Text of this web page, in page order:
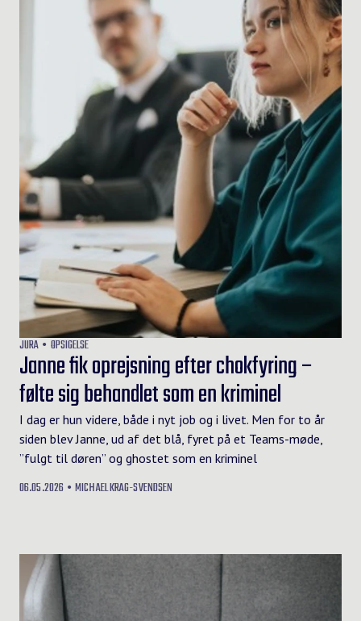
JURA OPSIGELSE
Janne fik oprejsning efter chokfyring –
følte sig behandlet som en kriminel
I dag er hun videre, både i nyt job og i livet. Men for to år
siden blev Janne, ud af det blå, fyret på et Teams-møde,
”fulgt til døren” og ghostet som en kriminel
06.05.2026 MICHAEL KRAG-SVENDSEN